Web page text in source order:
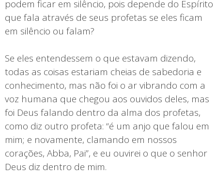
podem ficar em silêncio, pois depende do Espírito
que fala através de seus profetas se eles ficam
em silêncio ou falam?
Se eles entendessem o que estavam dizendo,
todas as coisas estariam cheias de sabedoria e
conhecimento, mas não foi o ar vibrando com a
voz humana que chegou aos ouvidos deles, mas
foi Deus falando dentro da alma dos profetas,
como diz outro profeta: “é um anjo que falou em
mim; e novamente, clamando em nossos
corações, Abba, Pai”, e eu ouvirei o que o senhor
Deus diz dentro de mim.